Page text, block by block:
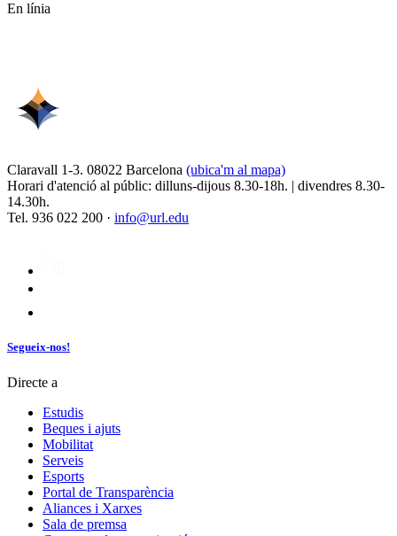
En línia
Claravall 1-3. 08022 Barcelona (ubica'm al mapa)
Horari d'atenció al públic: dilluns-dijous 8.30-18h. | divendres 8.30-
14.30h.
Tel. 936 022 200 · info@url.edu
Segueix-nos!
Directe a
Estudis
Beques i ajuts
Mobilitat
Serveis
Esports
Portal de Transparència
Aliances i Xarxes
Sala de premsa